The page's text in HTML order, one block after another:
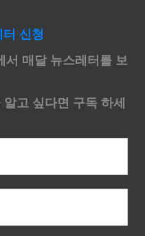
신청
서 매달 뉴스레터를 보
고 싶다면 구독 하세